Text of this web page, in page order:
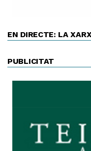
EN DIRECTE: LA
PUBLICITAT